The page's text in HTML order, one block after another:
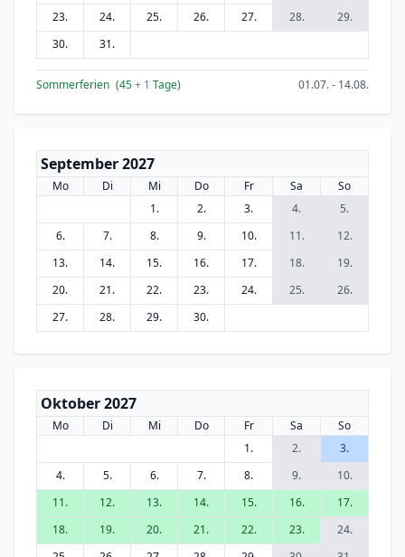
23.
24. 25. 26. 27. 28.
29.
30.
31.
Sommerferien (45+ 1 Tage) 01.07. - 14.08.
September 2027
Mo Di Mi Do Fr Sa
So
1.
2. 3. 4.
5.
6.
7. 8. 9. 10. 11.
12.
13.
14. 15. 16. 17. 18.
19.
20.
21. 22. 23. 24. 25.
26.
27.
28. 29. 30.
Oktober 2027
Mo Di Mi Do Fr Sa
So
1.
2.
3.
4.
5. 6. 7. 8. 9.
10.
11.
12. 13. 14. 15. 16.
17.
18.
19. 20. 21. 22. 23.
24.